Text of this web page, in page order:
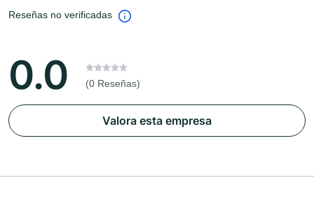
Reseñas no verificadas
0.0 (0 Reseñas)
Valora esta empresa